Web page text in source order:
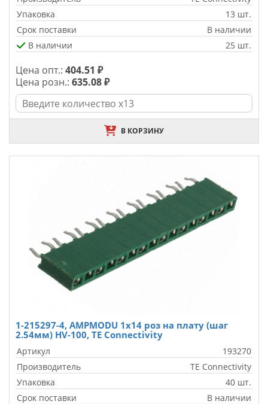
Упаковка
13 шт.
Срок поставки
В наличии
В наличии
25 шт.
Цена опт.: 404.51 ₽
Цена розн.: 635.08 ₽
В КОРЗИНУ
1-215297-4, AMPMODU 1х14 роз на плату (шаг
2.54мм) HV-100, TE Connectivity
Артикул
193270
Производитель
TE Connectivity
Упаковка
40 шт.
Срок поставки
В наличии